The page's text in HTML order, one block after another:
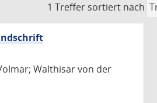
1 Treffer sortiert nach
Walthisar von der